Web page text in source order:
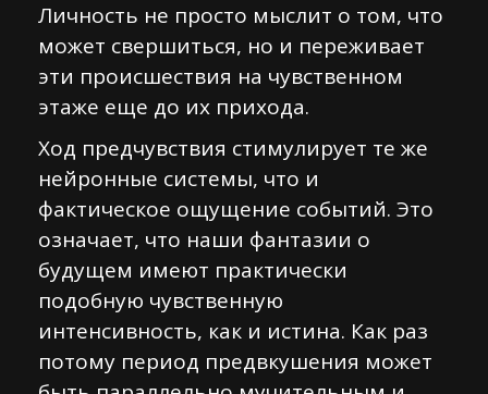
Личность не просто мыслит о том, что
может свершиться, но и переживает
эти происшествия на чувственном
этаже еще до их прихода.
Ход предчувствия стимулирует те же
нейронные системы, что и
фактическое ощущение событий. Это
означает, что наши фантазии о
будущем имеют практически
подобную чувственную
интенсивность, как и истина. Как раз
потому период предвкушения может